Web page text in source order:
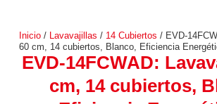
Inicio/ Lavavajillas / 14 Cubiertos / EVD-
60 cm, 14 cubiertos, Blanco, Eficiencia
EVD-14FCWAD:
cm, 14 cubiertos,